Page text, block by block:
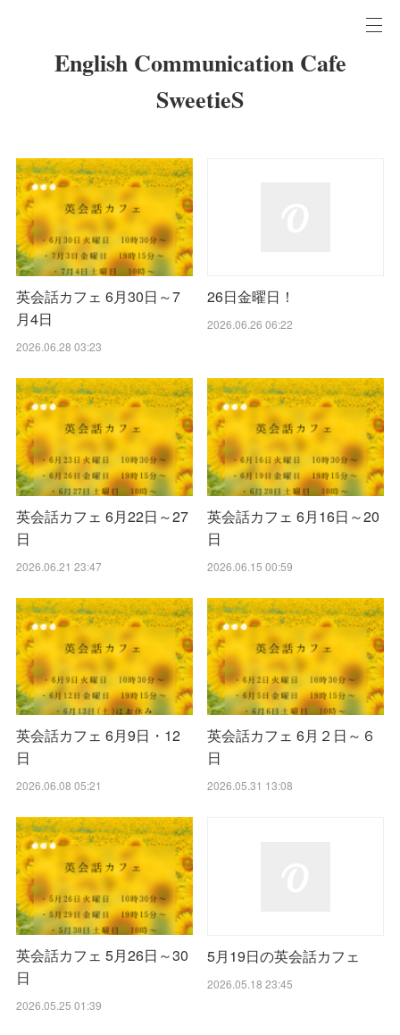
English Communication Cafe
SweetieS
英会話カフェ 6月30日～7
月4日
2026.06.28 03:23
26日金曜日！
2026.06.26 06:22
英会話カフェ 6月22日～27
日
2026.06.21 23:47
英会話カフェ 6月16日～20
日
2026.06.15 00:59
英会話カフェ 6月9日・12
日
2026.06.08 05:21
英会話カフェ 6月２日～６
日
2026.05.31 13:08
英会話カフェ 5月26日～30
日
2026.05.25 01:39
5月19日の英会話カフェ
2026.05.18 23:45